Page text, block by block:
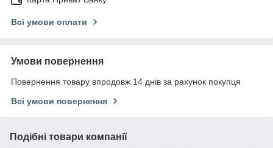
Всі умови оплати
Умови повернення
Повернення товару впродовж 14 днів за рахунок покупця
Всі умови повернення
Подібні товари компанії